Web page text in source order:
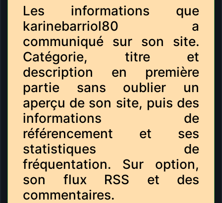
Les informations que
karinebarriol80 a
communiqué sur son site.
Catégorie, titre et
description en première
partie sans oublier un
aperçu de son site, puis des
informations de
référencement et ses
statistiques de
fréquentation. Sur option,
son flux RSS et des
commentaires.